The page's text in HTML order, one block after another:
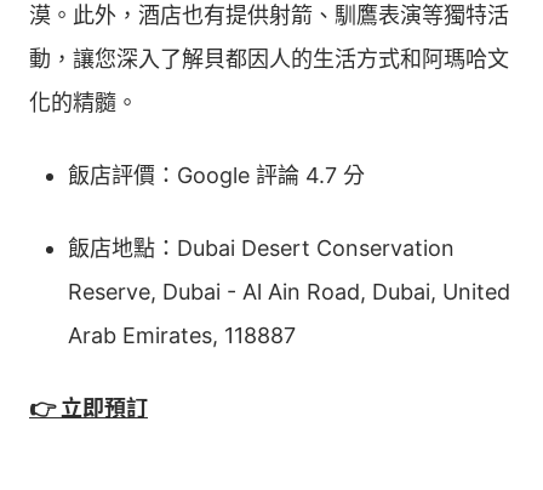
漠。此外，酒店也有提供射箭、馴鷹表演等獨特活
動，讓您深入了解貝都因人的生活方式和阿瑪哈文
化的精髓。
飯店評價：Google 評論 4.7 分
飯店地點：Dubai Desert Conservation
Reserve, Dubai - Al Ain Road, Dubai, United
Arab Emirates, 118887
👉 立即預訂